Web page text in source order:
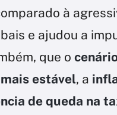
à
e ajudou a
que o
estável, a
de queda na